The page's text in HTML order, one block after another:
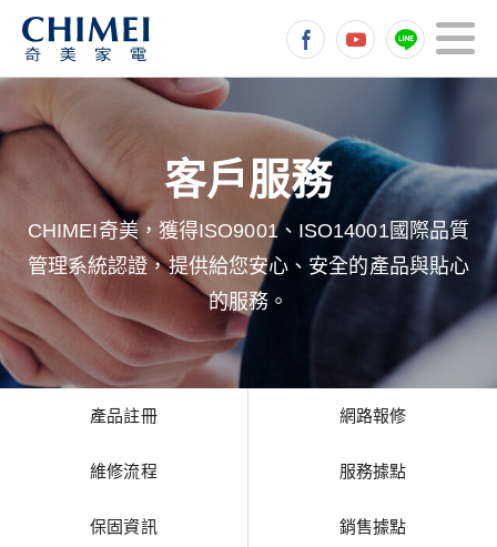
CHIMEI奇美，獲得ISO9001、ISO14001國際品質
管理系統認證，提供給您安心、安全的產品與貼心
的服務。
產品註冊 網路報修
維修流程 服務據點
保固資訊 銷售據點